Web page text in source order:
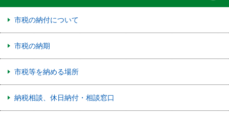
市税の納付について
市税の納期
市税等を納める場所
納税相談、休日納付・相談窓口